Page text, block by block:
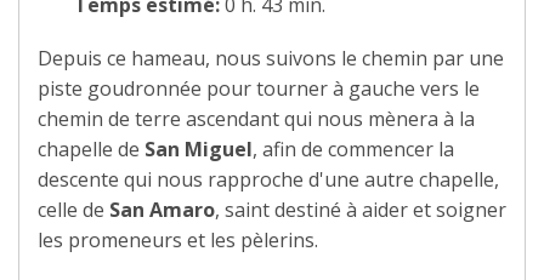
Depuis ce hameau, nous suivons le chemin par une
piste goudronnée pour tourner à gauche vers le
chemin de terre ascendant qui nous mènera à la
chapelle de San Miguel, afin de commencer la
descente qui nous rapproche d'une autre chapelle,
celle de San Amaro, saint destiné à aider et soigner
les promeneurs et les pèlerins.